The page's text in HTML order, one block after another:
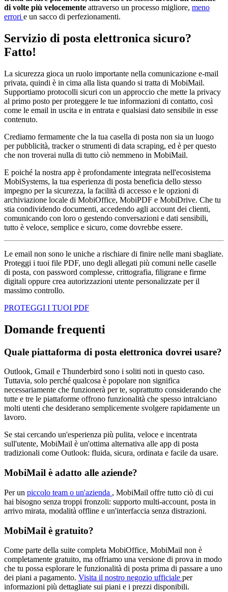
di volte più velocemente attraverso un processo migliore, meno
errori e un sacco di perfezionamenti.
Servizio di posta elettronica sicuro?
Fatto!
La sicurezza gioca un ruolo importante nella comunicazione e-mail
privata, quindi è in cima alla lista quando si tratta di MobiMail.
Supportiamo protocolli sicuri con un approccio che mette la privacy
al primo posto per proteggere le tue informazioni di contatto, così
come le email in uscita e in entrata e qualsiasi dato sensibile in esse
contenuto.
Crediamo fermamente che la tua casella di posta non sia un luogo
per pubblicità, tracker o strumenti di data scraping, ed è per questo
che non troverai nulla di tutto ciò nemmeno in MobiMail.
E poiché la nostra app è profondamente integrata nell'ecosistema
MobiSystems, la tua esperienza di posta beneficia dello stesso
impegno per la sicurezza, la facilità di accesso e le opzioni di
archiviazione locale di MobiOffice, MobiPDF e MobiDrive. Che tu
stia condividendo documenti, accedendo agli account dei clienti,
comunicando con loro o gestendo conversazioni e dati sensibili,
tutto è veloce, semplice e sicuro, come dovrebbe essere.
Le email non sono le uniche a rischiare di finire nelle mani sbagliate.
Proteggi i tuoi file PDF, uno degli allegati più comuni nelle caselle
di posta, con password complesse, crittografia, filigrane e firme
digitali oppure crea autorizzazioni utente personalizzate per il
massimo controllo.
PROTEGGI I TUOI PDF
Domande frequenti
Quale piattaforma di posta elettronica dovrei usare?
Outlook, Gmail e Thunderbird sono i soliti noti in questo caso.
Tuttavia, solo perché qualcosa è popolare non significa
necessariamente che funzionerà per te, soprattutto considerando che
tutte e tre le piattaforme offrono funzionalità che spesso intralciano
molti utenti che desiderano semplicemente svolgere rapidamente un
lavoro.
Se stai cercando un'esperienza più pulita, veloce e incentrata
sull'utente, MobiMail è un'ottima alternativa alle app di posta
tradizionali come Outlook: fluida, sicura, ordinata e facile da usare.
MobiMail è adatto alle aziende?
Per un piccolo team o un'azienda , MobiMail offre tutto ciò di cui
hai bisogno senza troppi fronzoli: supporto multi-account, posta in
arrivo mirata, modalità offline e un'interfaccia senza distrazioni.
MobiMail è gratuito?
Come parte della suite completa MobiOffice, MobiMail non è
completamente gratuito, ma offriamo una versione di prova in modo
che tu possa esplorare le funzionalità di posta prima di passare a uno
dei piani a pagamento. Visita il nostro negozio ufficiale per
informazioni più dettagliate sui piani e i prezzi disponibili.